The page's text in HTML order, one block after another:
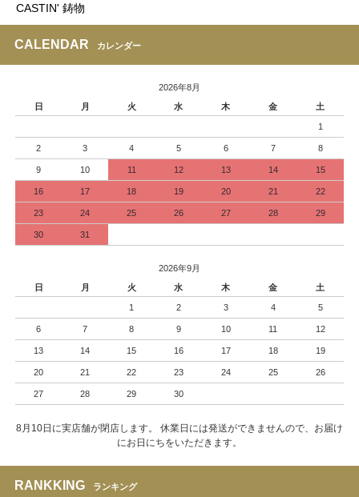
CASTIN' 鋳物
CALENDAR カレンダー
2026年8月
日
月 火 水 木 金 土
1
2 3 4 5 6 7 8
9 10 11 12 13 14 15
16 17 18 19 20 21 22
23 24 25 26 27 28 29
30 31
2026年9月
日
月 火 水 木 金 土
1 2 3 4 5
6 7 8 9 10 11 12
13 14 15 16 17 18 19
20 21 22 23 24 25 26
27 28 29 30
8月10日に実店舗が閉店します。 休業日には発送ができませんので、お届け
にお日にちをいただきます。
RANKKING ランキング